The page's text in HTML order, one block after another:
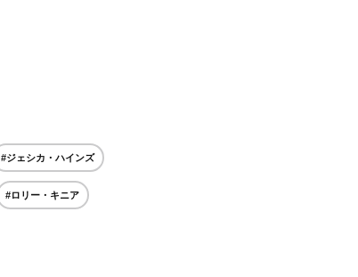
#ジェシカ・ハインズ
#ロリー・キニア